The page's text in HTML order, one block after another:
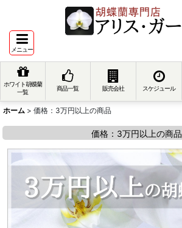
メニュー
ホワイト胡蝶蘭
一覧
商品一覧 販売会社 スケジュール
ホーム > 価格：3万円以上の商品
価格：3万円以上の商品